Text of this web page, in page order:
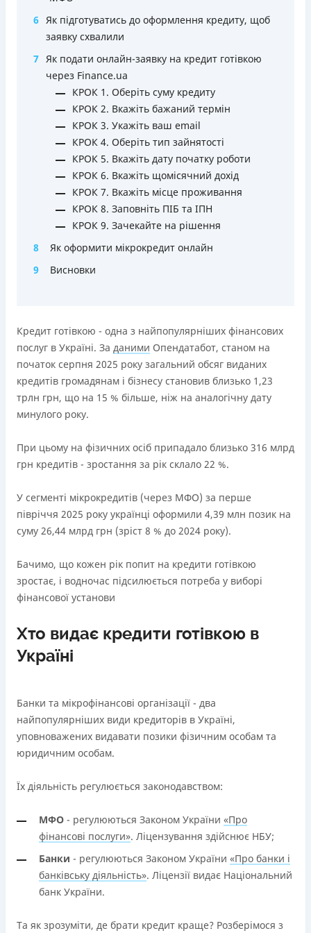
платіжною карткою та кредитним лімітом (відсутність
необхідності спілкуватися з контакт центром)
Строк користування кредитним лімітом необмежений
при вчасному обслуговуванні (строк кредитної лінії 5
років з можливістю пролонгації)
Можна використовувати ліміт на будь які споживчі
потреби
Нема програми лояльності для постійних клієнтів
Нема кредиту для юросіб (ФОП)
Немає цілодобової підтримки по телефону, в Viber,
Telegram, Facebook
Погашення
Онлайн (через сайт або інтернет-банкінг)
Вся інформація про кредит
ОТРИМАТИ ПОЗИКУ Детальніше
6 Як підготуватись до оформлення кредиту, щоб
заявку схвалили
7 Як подати онлайн-заявку на кредит готівкою
через Finance.ua
КРОК 1. Оберіть суму кредиту
КРОК 2. Вкажіть бажаний термін
КРОК 3. Укажіть ваш email
КРОК 4. Оберіть тип зайнятості
КРОК 5. Вкажіть дату початку роботи
КРОК 6. Вкажіть щомісячний дохід
КРОК 7. Вкажіть місце проживання
КРОК 8. Заповніть ПІБ та ІПН
КРОК 9. Зачекайте на рішення
8
Як оформити мікрокредит онлайн
9
Висновки
Кредит готівкою - одна з найпопулярніших фінансових
послуг в Україні. За даними Опендатабот, станом на
початок серпня 2025 року загальний обсяг виданих
кредитів громадянам і бізнесу становив близько 1,23
трлн грн, що на 15 % більше, ніж на аналогічну дату
минулого року.
При цьому на фізичних осіб припадало близько 316 млрд
грн кредитів - зростання за рік склало 22 %.
У сегменті мікрокредитів (через МФО) за перше
півріччя 2025 року українці оформили 4,39 млн позик на
суму 26,44 млрд грн (зріст 8 % до 2024 року).
Бачимо, що кожен рік попит на кредити готівкою
зростає, і водночас підсилюється потреба у виборі
фінансової установи
Хто видає кредити готівкою в
Україні
Банки та мікрофінансові організації - два
найпопулярніших види кредиторів в Україні,
уповноважених видавати позики фізичним особам та
юридичним особам.
Їх діяльність регулюється законодавством:
МФО - регулюються Законом України «Про
фінансові послуги». Ліцензування здійснює НБУ;
Банки - регулюються Законом України «Про банки і
банківську діяльність». Ліцензії видає Національний
банк України.
Та як зрозуміти, де брати кредит краще? Розберімося з